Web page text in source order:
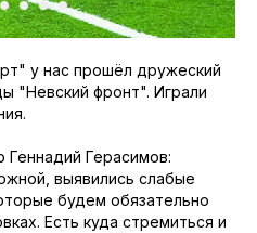
у нас прошёл дружеский
"Невский фронт". Играли
Герасимов:
выявились слабые
будем обязательно
Есть куда стремиться и